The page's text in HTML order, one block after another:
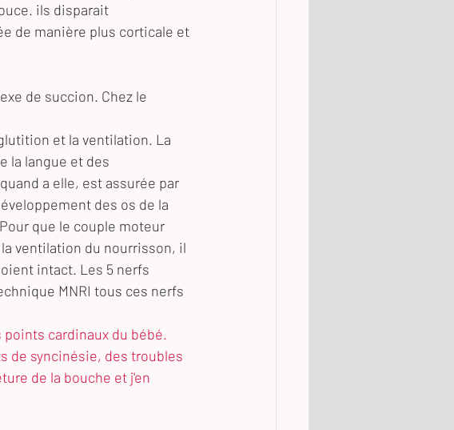
ils disparait
de manière plus corticale et
de succion. Chez le
et la ventilation. La
la langue et des
a elle, est assurée par
des os de la
que le couple moteur
ventilation du nourrisson, il
intact. Les 5 nerfs
MNRI tous ces nerfs
points cardinaux du bébé.
de syncinésie, des troubles
de la bouche et j'en